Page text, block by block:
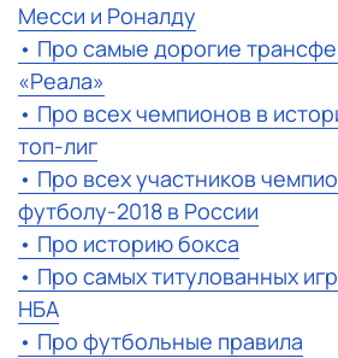
Месси и Роналду
• Про самые дорогие
«Реала»
• Про всех чемпионов в
топ-лиг
• Про всех участников
футболу-2018 в России
• Про историю бокса
• Про самых титулованных
НБА
• Про футбольные правила